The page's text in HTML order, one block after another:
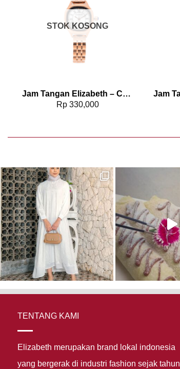
STOK KOSONG
Jam Tangan Elizabeth – Chain Strap 2201-0772
Rp330,000
TENTANG KAMI
Elizabeth merupakan brand lokal indonesia
yang bergerak di industri fashion sejak tahun